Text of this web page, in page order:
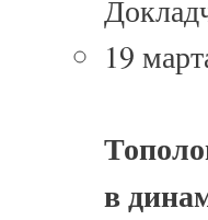
19
в